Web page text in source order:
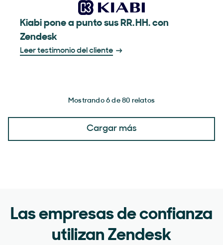
Kiabi pone a punto sus RR. HH. con
Zendesk
Leer testimonio del cliente
Mostrando 6 de 80 relatos
Cargar más
Las empresas de confianza
utilizan Zendesk